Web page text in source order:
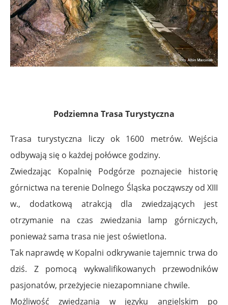
Podziemna Trasa Turystyczna
Trasa turystyczna liczy ok 1600 metrów. Wejścia
odbywają się o każdej połówce godziny.
Zwiedzając Kopalnię Podgórze poznajecie historię
górnictwa na terenie Dolnego Śląska począwszy od XIII
w., dodatkową atrakcją dla zwiedzających jest
otrzymanie na czas zwiedzania lamp górniczych,
ponieważ sama trasa nie jest oświetlona.
Tak naprawdę w Kopalni odkrywanie tajemnic trwa do
dziś. Z pomocą wykwalifikowanych przewodników
pasjonatów, przeżyjecie niezapomniane chwile.
Możliwość zwiedzania w języku angielskim po